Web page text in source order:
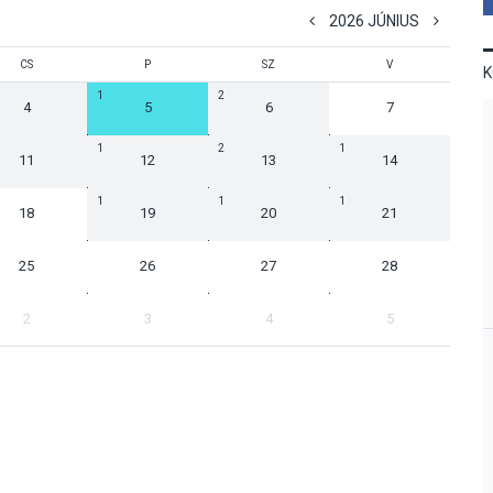
2026 JÚNIUS
CS P SZ V
4 5
1
6
2
7
11 12
1
13
2
14
1
18 19
1
20
1
21
1
25 26 27 28
2 3 4 5